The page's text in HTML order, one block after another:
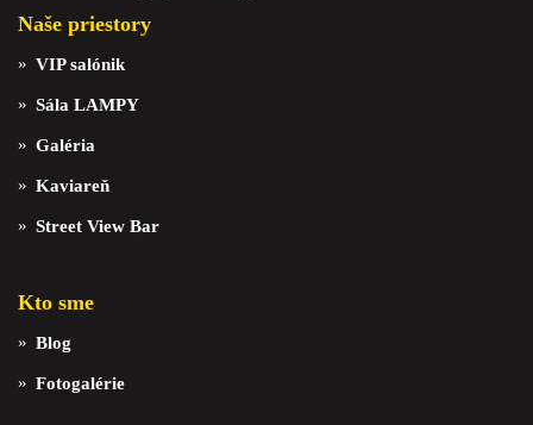
Naše priestory
VIP salónik
Sála LAMPY
Galéria
Kaviareň
Street View Bar
Kto sme
Blog
Fotogalérie